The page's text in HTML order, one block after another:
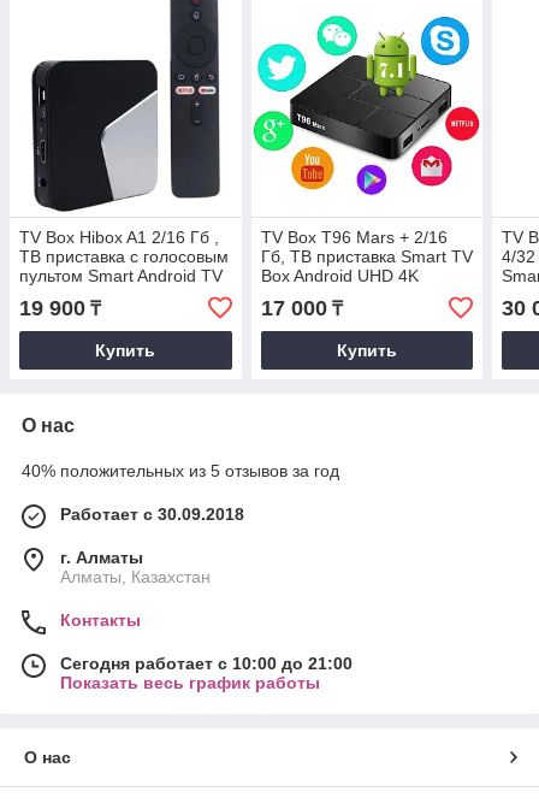
TV Box Hibox A1 2/16 Гб ,
ТВ приставка с голосовым
пультом Smart Android TV
19 900 ₸
Купить
TV Box T96 Mars + 2/16
Гб, ТВ приставка Smart TV
Box Android UHD 4K
Rockchip RK3318 smartbox
17 000₸
Купить
TV
4/32
30
О нас
40% положительных из 5 отзывов за год
Работает с 30.09.2018
г. Алматы
Алматы, Казахстан
Контакты
Сегодня работает с 10:00 до 21:00
Показать весь график работы
О нас